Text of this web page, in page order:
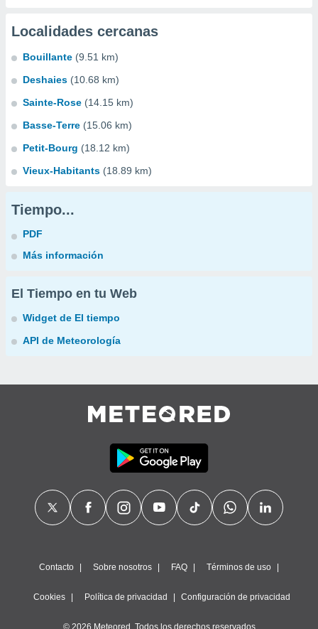
Localidades cercanas
Bouillante (9.51 km)
Deshaies (10.68 km)
Sainte-Rose (14.15 km)
Basse-Terre (15.06 km)
Petit-Bourg (18.12 km)
Vieux-Habitants (18.89 km)
Tiempo...
PDF
Más información
El Tiempo en tu Web
Widget de El tiempo
API de Meteorología
Contacto Sobre nosotros FAQ Términos de uso
Cookies Política de privacidad Configuración de privacidad
© 2026 Meteored. Todos los derechos reservados